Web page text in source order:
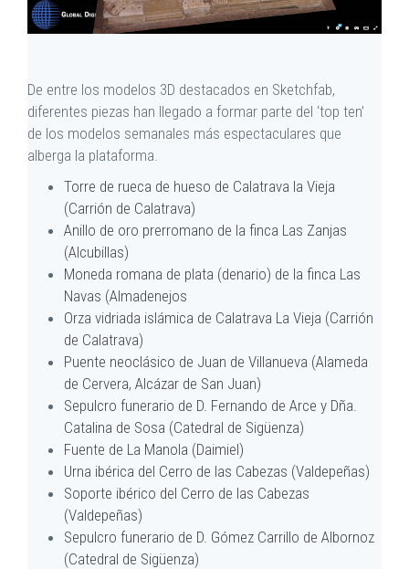
De entre los modelos 3D destacados en Sketchfab,
diferentes piezas han llegado a formar parte del ‘top ten’
de los modelos semanales más espectaculares que
alberga la plataforma.
Torre de rueca de hueso de Calatrava la Vieja
(Carrión de Calatrava)
Anillo de oro prerromano de la finca Las Zanjas
(Alcubillas)
Moneda romana de plata (denario) de la finca Las
Navas (Almadenejos
Orza vidriada islámica de Calatrava La Vieja (Carrión
de Calatrava)
Puente neoclásico de Juan de Villanueva (Alameda
de Cervera, Alcázar de San Juan)
Sepulcro funerario de D. Fernando de Arce y Dña.
Catalina de Sosa (Catedral de Sigüenza)
Fuente de La Manola (Daimiel)
Urna ibérica del Cerro de las Cabezas (Valdepeñas)
Soporte ibérico del Cerro de las Cabezas
(Valdepeñas)
Sepulcro funerario de D. Gómez Carrillo de Albornoz
(Catedral de Sigüenza)